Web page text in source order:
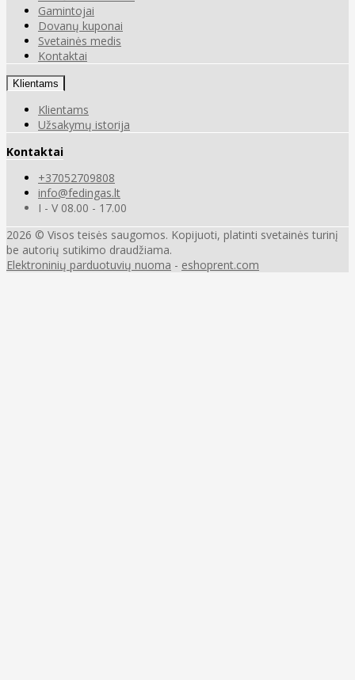
Gamintojai
Dovanų kuponai
Svetainės medis
Kontaktai
Klientams
Klientams
Užsakymų istorija
Kontaktai
+37052709808
info@fedingas.lt
I - V 08.00 - 17.00
2026 © Visos teisės saugomos. Kopijuoti, platinti svetainės turinį
be autorių sutikimo draudžiama.
Elektroninių parduotuvių nuoma - eshoprent.com